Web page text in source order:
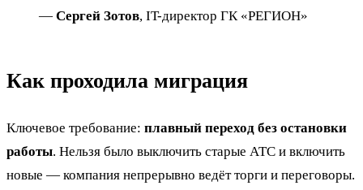
— Сергей Зотов, IT-директор ГК «РЕГИОН»
Как проходила миграция
Ключевое требование: плавный переход без остановки
работы. Нельзя было выключить старые АТС и включить
новые — компания непрерывно ведёт торги и переговоры.